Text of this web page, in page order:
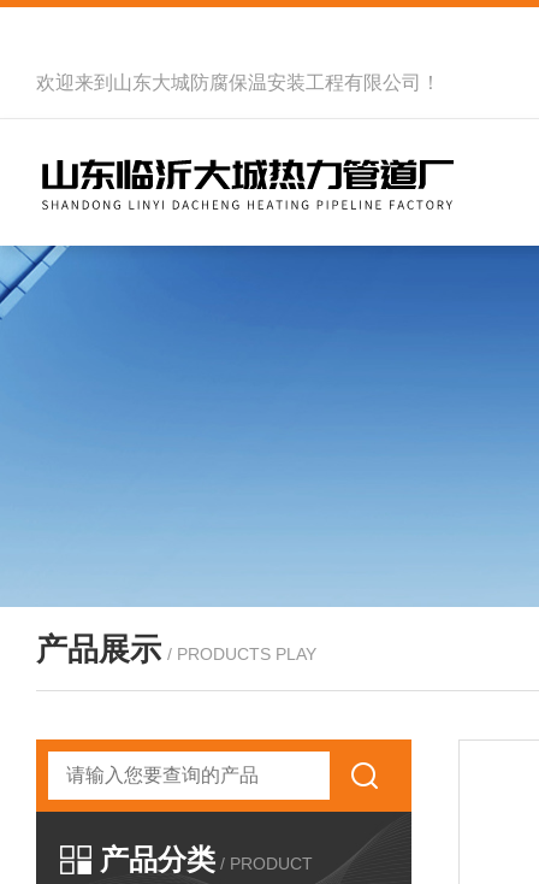
欢迎来到 山东大城防腐保温安装工程有限公司 ！
产品展示 / PRODUCTS PLAY
产品分类 / PRODUCT